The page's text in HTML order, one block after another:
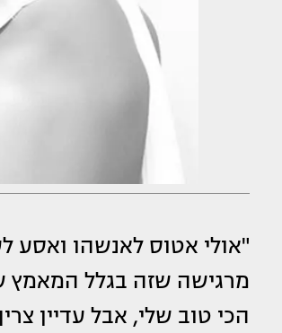
"אולי אטוס לאנשהו ואסע
מרגישה שזה בגלל המאמץ
הכי טוב שלי, אבל עדיין